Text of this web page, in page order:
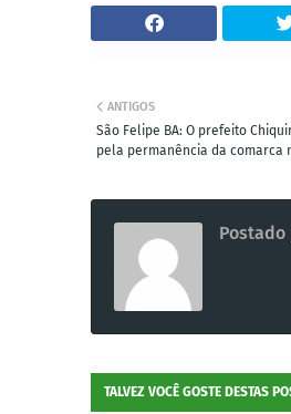
ANTIGOS
São Felipe BA: O prefeito
pela permanência da comarca
Postado
TALVEZ VOCÊ GOSTE DESTAS